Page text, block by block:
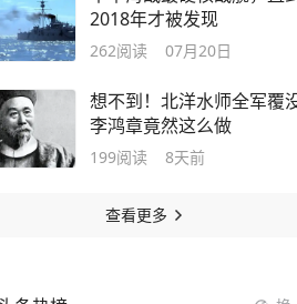
2018年才被发现
262阅读 07月20日
想不到！北洋水师全军覆没
李鸿章竟然这么做
199阅读 8天前
查看更多